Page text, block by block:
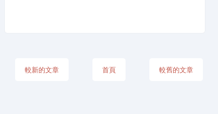
較新的文章 較舊的文章
首頁